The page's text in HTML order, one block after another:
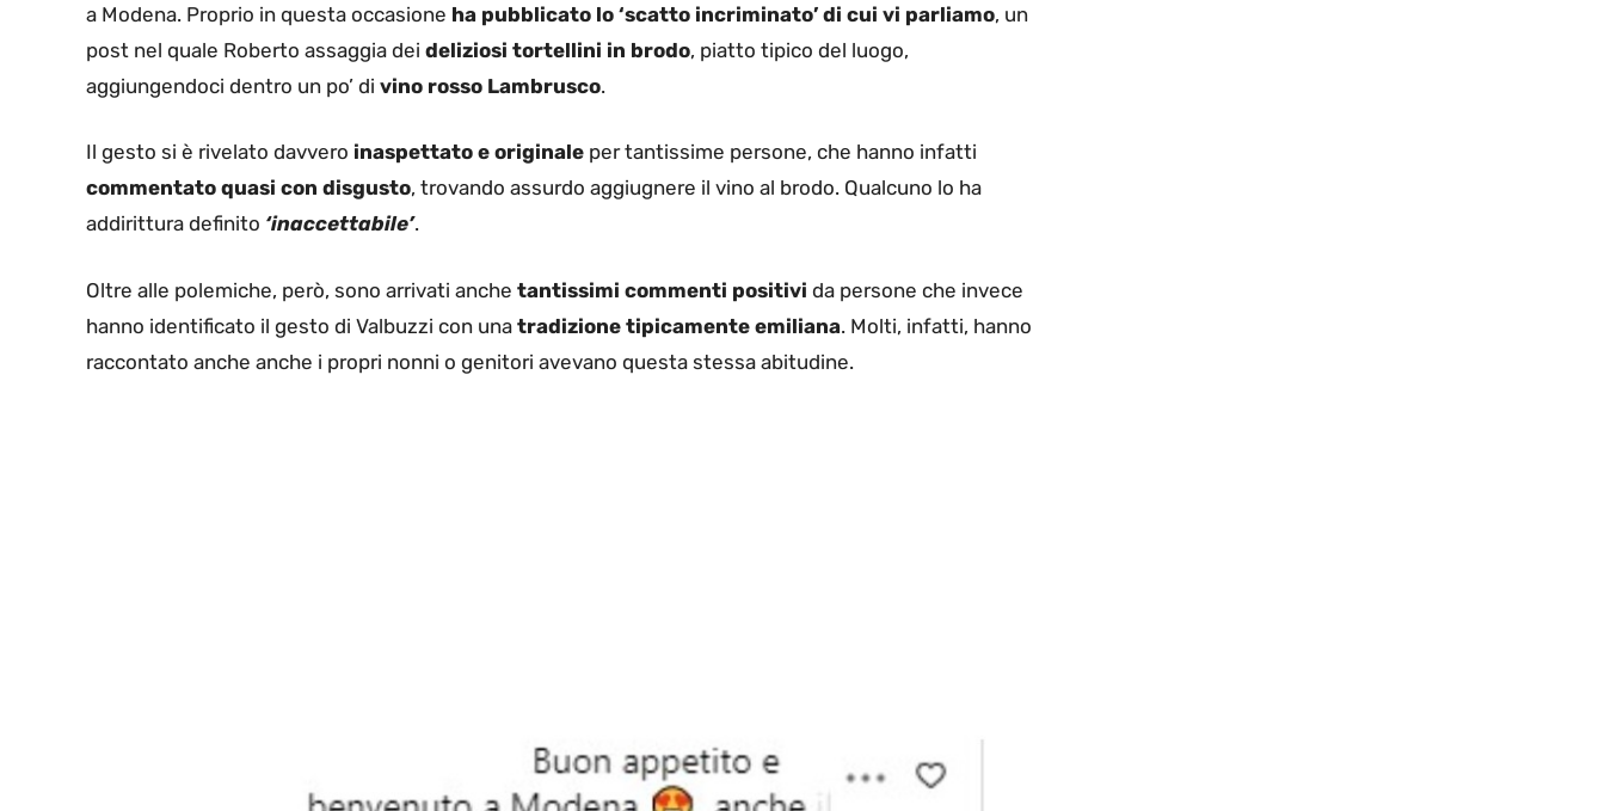
a Modena. Proprio in questa occasione ha pubblicato lo ‘scatto incriminato’ di cui vi parliamo, un
post nel quale Roberto assaggia dei deliziosi tortellini in brodo, piatto tipico del luogo,
aggiungendoci dentro un po’ di vino rosso Lambrusco.
Il gesto si è rivelato davvero inaspettato e originale per tantissime persone, che hanno infatti
commentato quasi con disgusto, trovando assurdo aggiugnere il vino al brodo. Qualcuno lo ha
addirittura definito ‘inaccettabile’.
Oltre alle polemiche, però, sono arrivati anche tantissimi commenti positivi da persone che invece
hanno identificato il gesto di Valbuzzi con una tradizione tipicamente emiliana. Molti, infatti, hanno
raccontato anche anche i propri nonni o genitori avevano questa stessa abitudine.